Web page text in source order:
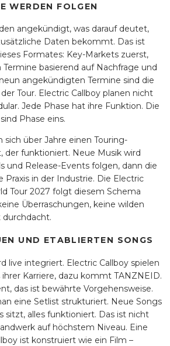
WERDEN FOLGEN
angekündigt, was darauf deutet,
Daten bekommt. Das ist
Formates: Key-Markets zuerst,
basierend auf Nachfrage und
angekündigten Termine sind die
Tour. Electric Callboy planen nicht
Jede Phase hat ihre Funktion. Die
Phase eins.
sich über Jahre einen Touring-
der funktioniert. Neue Musik wird
und Release-Events folgen, dann die
Praxis in der Industrie. Die Electric
Tour 2027 folgt diesem Schema
Überraschungen, keine wilden
durchdacht.
UND ETABLIERTEN SONGS
live integriert. Electric Callboy spielen
Karriere, dazu kommt TANZNEID.
das ist bewährte Vorgehensweise.
eine Setlist strukturiert. Neue Songs
sitzt, alles funktioniert. Das ist nicht
auf höchstem Niveau. Eine
ist konstruiert wie ein Film –